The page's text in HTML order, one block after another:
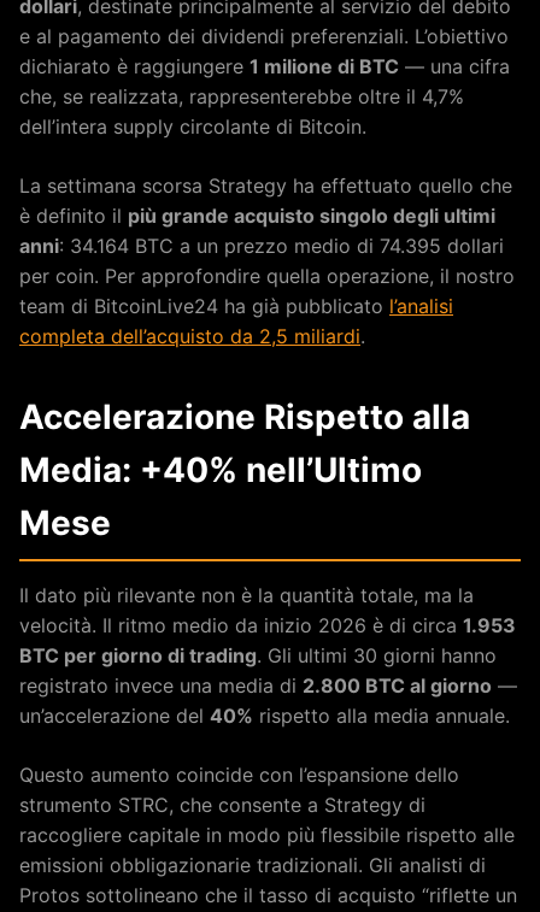
dollari, destinate principalmente al servizio del debito
e al pagamento dei dividendi preferenziali. L’obiettivo
dichiarato è raggiungere 1 milione di BTC — una cifra
che, se realizzata, rappresenterebbe oltre il 4,7%
dell’intera supply circolante di Bitcoin.
La settimana scorsa Strategy ha effettuato quello che
è definito il più grande acquisto singolo degli ultimi
anni: 34.164 BTC a un prezzo medio di 74.395 dollari
per coin. Per approfondire quella operazione, il nostro
team di BitcoinLive24 ha già pubblicato l’analisi
completa dell’acquisto da 2,5 miliardi.
Accelerazione Rispetto alla
Media: +40% nell’Ultimo
Mese
Il dato più rilevante non è la quantità totale, ma la
velocità. Il ritmo medio da inizio 2026 è di circa 1.953
BTC per giorno di trading. Gli ultimi 30 giorni hanno
registrato invece una media di 2.800 BTC al giorno —
un’accelerazione del 40% rispetto alla media annuale.
Questo aumento coincide con l’espansione dello
strumento STRC, che consente a Strategy di
raccogliere capitale in modo più flessibile rispetto alle
emissioni obbligazionarie tradizionali. Gli analisti di
Protos sottolineano che il tasso di acquisto “riflette un